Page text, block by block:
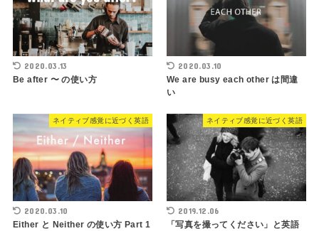
2020.03.13
Be after 〜 の使い方
2020.03.10
We are busy each other は間違
い
ネイティブ感覚に近づく英語
2020.03.10
Either と Neither の使い方 Part 1
ネイティブ感覚に近づく英語
2019.12.06
「写真を撮ってください」と英語